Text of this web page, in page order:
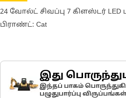
24 வோல்ட் சிவப்பு 7 கிளஸ்டர் LED
பிராண்ட்: Cat
இது
இந்தப் பாகம்
பழுதுபார்ப்பு